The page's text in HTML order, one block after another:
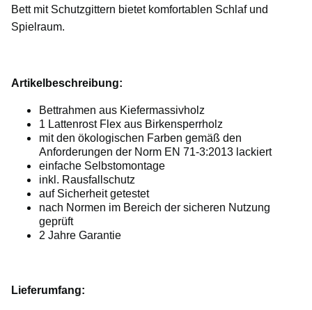
Bett mit Schutzgittern bietet komfortablen Schlaf und
Spielraum.
Artikelbeschreibung:
Bettrahmen aus Kiefermassivholz
1 Lattenrost Flex aus Birkensperrholz
mit den ökologischen Farben gemäß den
Anforderungen der Norm EN 71-3:2013 lackiert
einfache Selbstomontage
inkl. Rausfallschutz
auf Sicherheit getestet
nach Normen im Bereich der sicheren Nutzung
geprüft
2 Jahre Garantie
Lieferumfang: